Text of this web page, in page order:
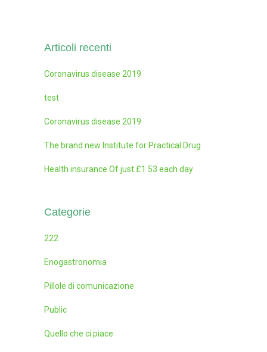
Articoli recenti
Coronavirus disease 2019
test
Coronavirus disease 2019
The brand new Institute for Practical Drug
Health insurance Of just £1 53 each day
Categorie
222
Enogastronomia
Pillole di comunicazione
Public
Quello che ci piace